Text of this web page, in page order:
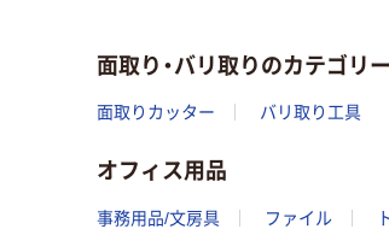
面取り・バリ取りのカテゴリー
面取りカッター バリ取り工具
オフィス用品
事務用品/文房具 ファイル